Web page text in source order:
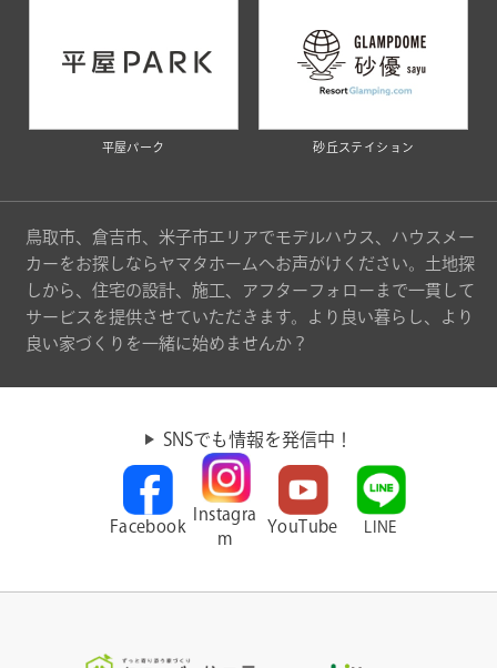
平屋パーク 砂丘ステイション
鳥取市、倉吉市、米子市エリアでモデルハウス、ハウスメー
カーをお探しならヤマタホームへお声がけください。土地探
しから、住宅の設計、施工、アフターフォローまで一貫して
サービスを提供させていただきます。より良い暮らし、より
良い家づくりを一緒に始めませんか？
SNSでも情報を発信中！
Facebook
Instagra
m
YouTube LINE